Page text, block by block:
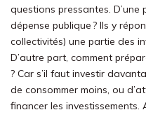
questions pressantes.
dépense publique ? Ils y
collectivités) une partie des
D’autre part, comment
? Car s’il faut investir
de consommer moins, ou
financer les investissements.